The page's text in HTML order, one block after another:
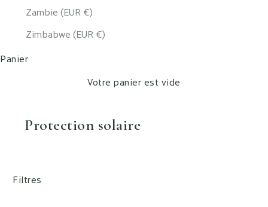
Zambie (EUR €)
Zimbabwe (EUR €)
Panier
Votre panier est vide
Protection solaire
Filtres